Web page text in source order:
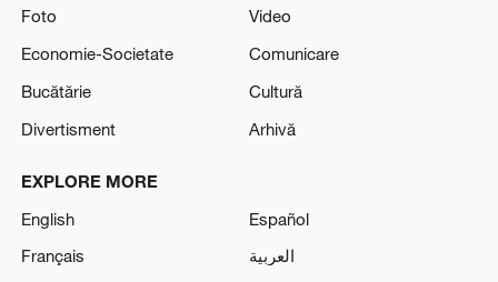
Foto
Video
Economie-Societate
Comunicare
Bucătărie
Cultură
Divertisment
Arhivă
EXPLORE MORE
English
Español
Français
العربية